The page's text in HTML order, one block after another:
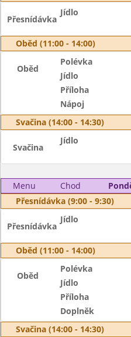
Přesnídávka
Jídlo
Oběd (11:00 - 14:00)
Oběd
Polévka
Jídlo
Příloha
Nápoj
Svačina (14:00 - 14:30)
Svačina
Jídlo
Menu Chod
Přesnídávka (9:00 - 9:30)
Přesnídávka
Jídlo
Oběd (11:00 - 14:00)
Oběd
Polévka
Jídlo
Příloha
Doplněk
Svačina (14:00 - 14:30)